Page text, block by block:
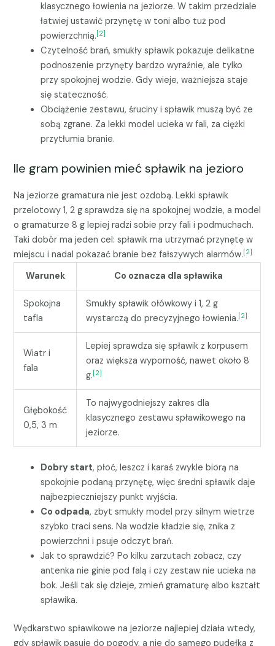
klasycznego łowienia na jeziorze. W takim przedziale
łatwiej ustawić przynętę w toni albo tuż pod
powierzchnią.[2]
Czytelność brań, smukły spławik pokazuje delikatne
podnoszenie przynęty bardzo wyraźnie, ale tylko
przy spokojnej wodzie. Gdy wieje, ważniejsza staje
się stateczność.
Obciążenie zestawu, śruciny i spławik muszą być ze
sobą zgrane. Za lekki model ucieka w fali, za ciężki
przytłumia branie.
Ile gram powinien mieć spławik na jezioro
Na jeziorze gramatura nie jest ozdobą. Lekki spławik
przelotowy 1, 2 g sprawdza się na spokojnej wodzie, a model
o gramaturze 8 g lepiej radzi sobie przy fali i podmuchach.
Taki dobór ma jeden cel: spławik ma utrzymać przynętę w
miejscu i nadal pokazać branie bez fałszywych alarmów.[2]
Warunek Co oznacza dla spławika
Spokojna
tafla
Smukły spławik ołówkowy i 1, 2 g
wystarczą do precyzyjnego łowienia.[2]
Wiatr i
fala
Lepiej sprawdza się spławik z korpusem
oraz większa wyporność, nawet około 8
g.[2]
Głębokość
0,5, 3 m
To najwygodniejszy zakres dla
klasycznego zestawu spławikowego na
jeziorze.
Dobry start, płoć, leszcz i karaś zwykle biorą na
spokojnie podaną przynętę, więc średni spławik daje
najbezpieczniejszy punkt wyjścia.
Co odpada, zbyt smukły model przy silnym wietrze
szybko traci sens. Na wodzie kładzie się, znika z
powierzchni i psuje odczyt brań.
Jak to sprawdzić? Po kilku zarzutach zobacz, czy
antenka nie ginie pod falą i czy zestaw nie ucieka na
bok. Jeśli tak się dzieje, zmień gramaturę albo kształt
spławika.
Wędkarstwo spławikowe na jeziorze najlepiej działa wtedy,
gdy spławik pasuje do pogody, a nie do samego pudełka z